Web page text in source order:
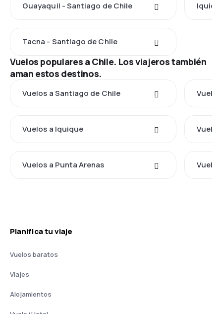
Guayaquil - Santiago de Chile
Tacna - Santiago de Chile
Vuelos populares a Chile. Los viajeros también
aman estos destinos.
Vuelos a Santiago de Chile
Vuelos a Iquique
Vuelos a Punta Arenas
Planifica tu viaje
Vuelos baratos
Viajes
Alojamientos